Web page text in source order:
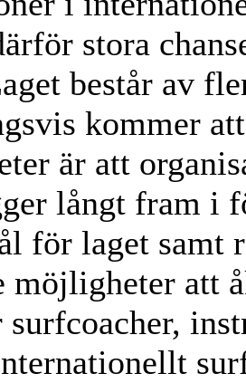
stora
består av
kommer
är att
långt fram i
för laget samt
möjligheter att